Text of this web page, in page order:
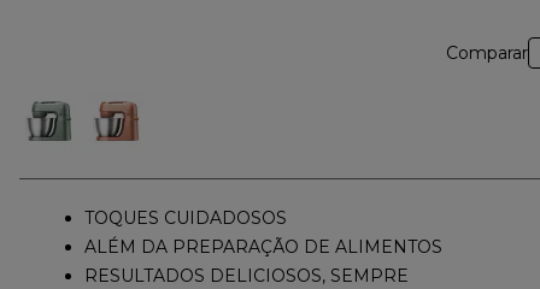
Comparar
TOQUES CUIDADOSOS
ALÉM DA PREPARAÇÃO DE ALIMENTOS
RESULTADOS DELICIOSOS, SEMPRE